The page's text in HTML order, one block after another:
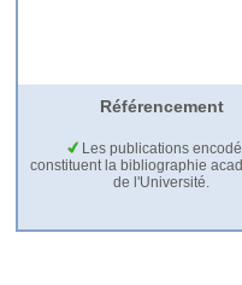
Référencement
Les publications
constituent la bibliographie
de l'Université.